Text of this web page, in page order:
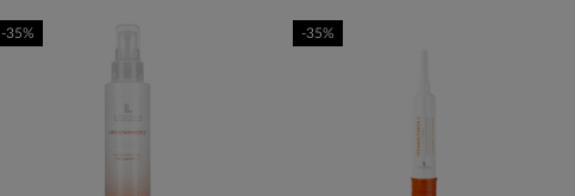
-35% -35%